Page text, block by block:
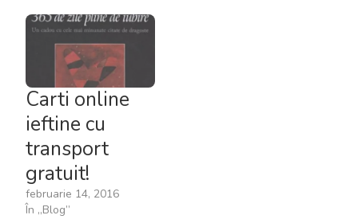
Carti online
ieftine cu
transport
gratuit!
februarie 14, 2016
În „Blog”